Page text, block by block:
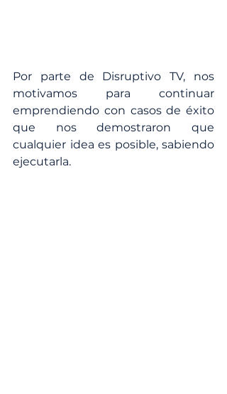
Por parte de Disruptivo TV, nos
motivamos para continuar
emprendiendo con casos de éxito
que nos demostraron que
cualquier idea es posible, sabiendo
ejecutarla.